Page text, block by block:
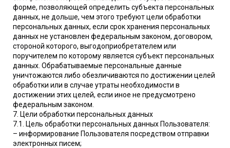
форме, позволяющей определить субъекта персональных
данных, не дольше, чем этого требуют цели обработки
персональных данных, если срок хранения персональных
данных не установлен федеральным законом, договором,
стороной которого, выгодоприобретателем или
поручителем по которому является субъект персональных
данных. Обрабатываемые персональные данные
уничтожаются либо обезличиваются по достижении целей
обработки или в случае утраты необходимости в
достижении этих целей, если иное не предусмотрено
федеральным законом.
7. Цели обработки персональных данных
7.1. Цель обработки персональных данных Пользователя:
– информирование Пользователя посредством отправки
электронных писем;